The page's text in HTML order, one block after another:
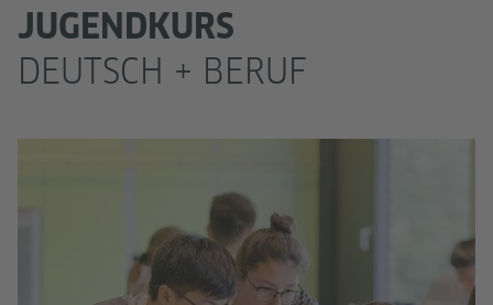
JUGENDKURS
DEUTSCH + BERUF